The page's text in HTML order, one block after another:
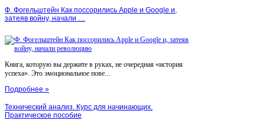
Ф. Фогельштейн Как поссорились Apple и Google и,
затеяв войну, начали …
Книга, которую вы держите в руках, не очередная «история
успеха». Это эмоциональное пове...
Подробнее »
Технический анализ. Курс для начинающих.
Практическое пособие